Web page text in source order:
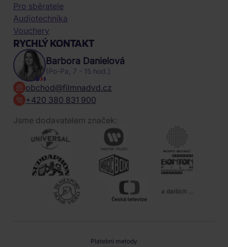
Pro sběratele
Audiotechnika
Vouchery
RYCHLÝ KONTAKT
Barbora Danielová
(Po-Pa, 7 - 15 hod.)
obchod@filmnadvd.cz
+420 380 831 900
Jsme dodavatelem značek:
a dalších ...
Platební metody